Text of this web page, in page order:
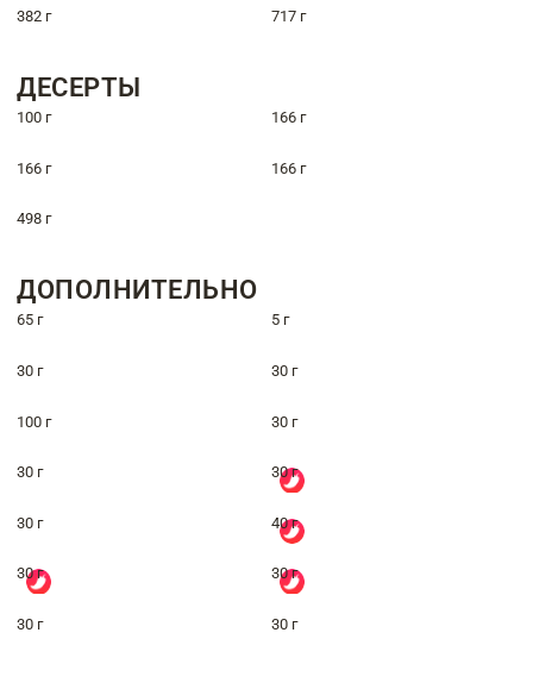
382 г 717 г
ДЕСЕРТЫ
100 г 166 г
166 г 166 г
498 г
ДОПОЛНИТЕЛЬНО
65 г 5 г
30 г 30 г
100 г 30 г
30 г 30 г
30 г 40 г
30 г 30 г
30 г 30 г